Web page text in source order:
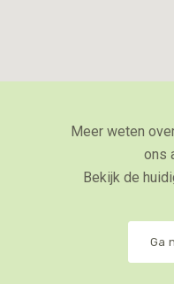
Meer weten
ons
Bekijk de
Ga